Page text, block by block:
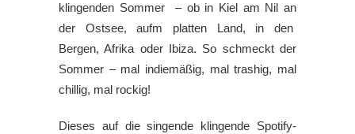
klingenden Sommer – ob in Kiel am Nil an
der Ostsee, aufm platten Land, in den
Bergen, Afrika oder Ibiza. So schmeckt der
Sommer – mal indiemäßig, mal trashig, mal
chillig, mal rockig!
Dieses auf die singende klingende Spotify-